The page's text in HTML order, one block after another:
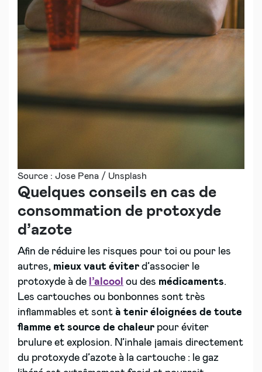
Source : Jose Pena / Unsplash
Quelques conseils en cas de
consommation de protoxyde
d’azote
Afin de réduire les risques pour toi ou pour les
autres, mieux vaut éviter d’associer le
protoxyde à de l’alcool ou des médicaments.
Les cartouches ou bonbonnes sont très
inflammables et sont à tenir éloignées de toute
flamme et source de chaleur pour éviter
brulure et explosion. N’inhale jamais directement
du protoxyde d’azote à la cartouche : le gaz